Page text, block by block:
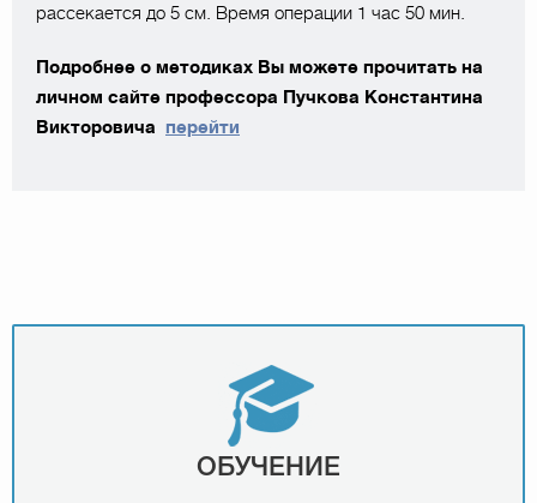
рассекается до 5 см. Время операции 1 час 50 мин.
Подробнее о методиках Вы можете прочитать на
личном сайте профессора Пучкова Константина
Викторовича перейти
ОБУЧЕНИЕ